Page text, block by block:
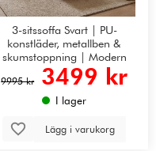
3-sitssoffa Svart | PU-
konstläder, metallben &
skumstoppning | Modern
9995 kr 3499 kr
I lager
Lägg i varukorg